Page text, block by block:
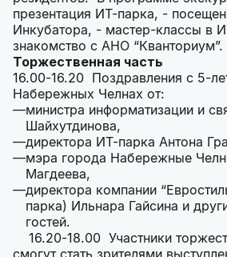
презентация ИТ-парка, -
Инкубатора, - мастер-классы в
знакомство с АНО “Кванториум”.
Торжественная часть
16.00-16.20 Поздравления с 5-
Набережных Челнах от:
министра информатизации и
Шайхутдинова,
директора ИТ-парка Антона
мэра города Набережные
Магдеева,
директора компании
парка) Ильнара Гайсина и
гостей.
16.20-18.00 Участники